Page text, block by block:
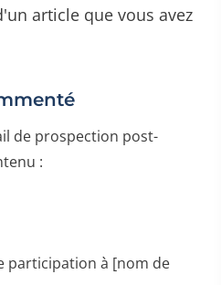
article que vous avez
de prospection post-
:
participation à [nom de